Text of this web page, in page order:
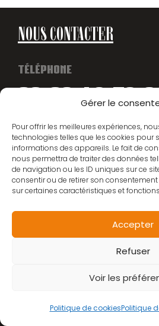
Gérer le
Pour offrir les meilleures expériences,
technologies telles que les cookies pour
informations des appareils. Le fait de
nous permettra de traiter des données
de navigation ou les ID uniques sur ce
consentir ou de retirer son
sur certaines caractéristiques et
Accepter
Refuser
Voir les
Politique de cookiesPolitique
NOUS CONTACTER
TÉLÉPHONE
02 96 43 78
EMAIL
CONTACT@CYCLES-MANIEY.FR
ADRESSE
2 rue Maréchal Foch, 22200
Trottinettes Electriques